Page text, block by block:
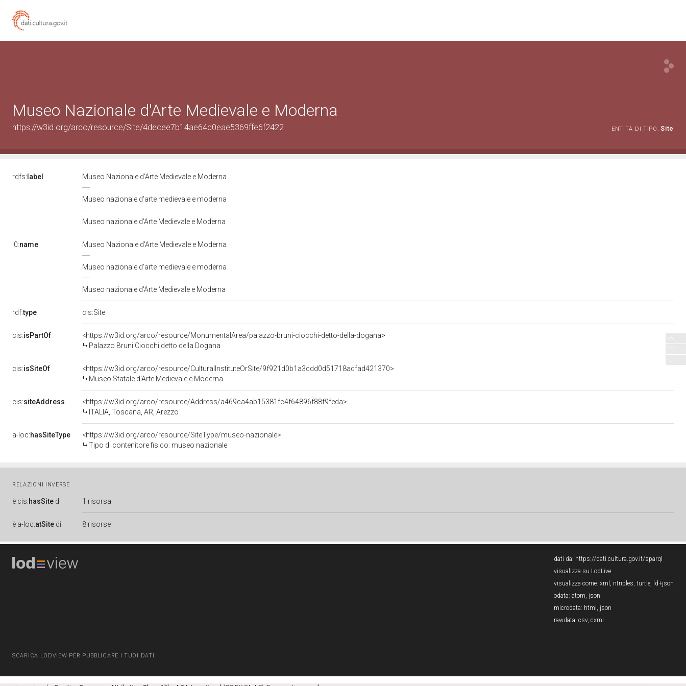
Museo Nazionale d'Arte Medievale e Moderna
https://w3id.org/arco/resource/Site/4decee7b14ae64c0eae5369ffe6f2422 ENTITÀ DI TIPO: Site
rdfs: label Museo Nazionale d'Arte Medievale e Moderna
Museo nazionale d'arte medievale e moderna
Museo nazionale d'Arte Medievale e Moderna
l0:name Museo Nazionale d'Arte Medievale e Moderna
Museo nazionale d'arte medievale e moderna
Museo nazionale d'Arte Medievale e Moderna
rdf:type cis:Site
cis:isPartOf
<https://w3id.org/arco/resource/MonumentalArea/palazzo-bruni-ciocchi-detto-della-dogana>
Palazzo Bruni Ciocchi detto della Dogana
cis:isSiteOf
<https://w3id.org/arco/resource/CulturalInstituteOrSite/9f921d0b1a3cdd0d51718adfad421370>
Museo Statale d'Arte Medievale e Moderna
cis:siteAddress
<https://w3id.org/arco/resource/Address/a469ca4ab15381fc4f64896f88f9feda>
ITALIA, Toscana, AR, Arezzo
a-loc:hasSiteType
<https://w3id.org/arco/resource/SiteType/museo-nazionale>
Tipo di contenitore fisico: museo nazionale
RELAZIONI INVERSE
è cis:hasSite di 1 risorsa
è a-loc:atSite di 8 risorse
SCARICA LODVIEW PER PUBBLICARE I TUOI DATI
dati da: https://dati.cultura.gov.it/sparql
visualizza su LodLive
visualizza come: xml , ntriples, turtle, ld+json
odata: atom, json
microdata: html , json
rawdata: csv, cxml